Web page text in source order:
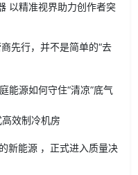
以精准视界助力创作者突
先行，并不是简单的“去
能源如何守住“清凉”底气
效制冷机房
新能源 ，正式进入质量决